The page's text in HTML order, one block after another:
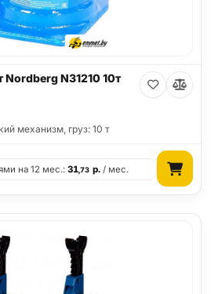
N31210 10т
механизм, груз: 10 т
на 12 мес.:31,73 р./ мес.